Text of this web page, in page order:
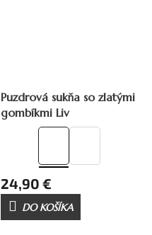
Puzdrová sukňa so zlatými
gombíkmi Liv
24,90 €
DO KOŠÍKA